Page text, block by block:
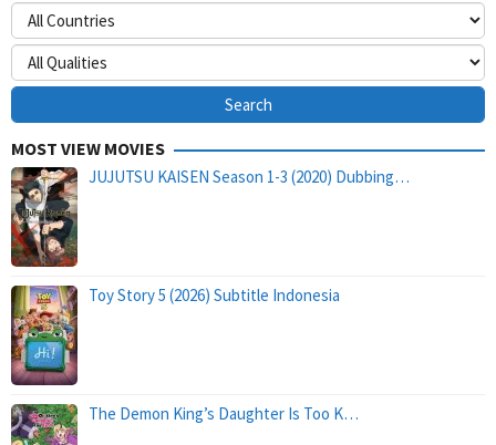
MOST VIEW MOVIES
JUJUTSU KAISEN Season 1-3 (2020) Dubbing…
Toy Story 5 (2026) Subtitle Indonesia
The Demon King’s Daughter Is Too K…